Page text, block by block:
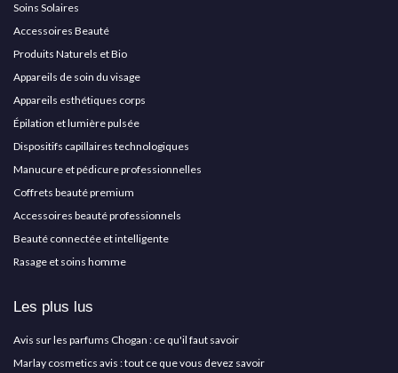
Soins Solaires
Accessoires Beauté
Produits Naturels et Bio
Appareils de soin du visage
Appareils esthétiques corps
Épilation et lumière pulsée
Dispositifs capillaires technologiques
Manucure et pédicure professionnelles
Coffrets beauté premium
Accessoires beauté professionnels
Beauté connectée et intelligente
Rasage et soins homme
Les plus lus
Avis sur les parfums Chogan : ce qu'il faut savoir
Marlay cosmetics avis : tout ce que vous devez savoir